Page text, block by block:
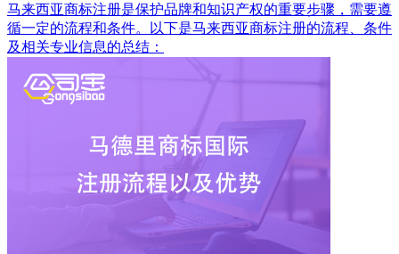
马来西亚商标注册是保护品牌和知识产权的重要步骤，需要遵
循一定的流程和条件。以下是马来西亚商标注册的流程、条件
及相关专业信息的总结：